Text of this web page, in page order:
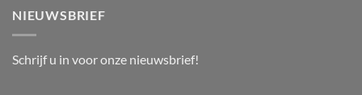
NIEUWSBRIEF
Schrijf u in voor onze nieuwsbrief!